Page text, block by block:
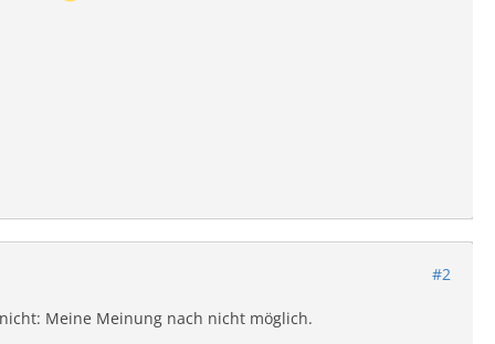
#2
Meine Meinung nach nicht möglich.